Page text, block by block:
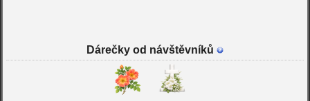
Dárečky od návštěvníků